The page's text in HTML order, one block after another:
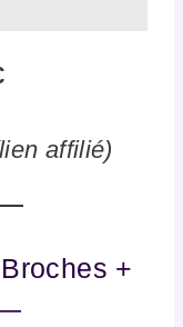
affilié)
+